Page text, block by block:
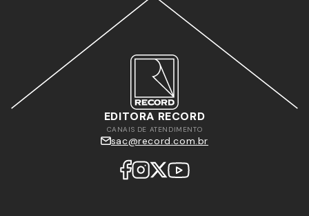
EDITORA RECORD
CANAIS DE ATENDIMENTO
sac@record.com.br